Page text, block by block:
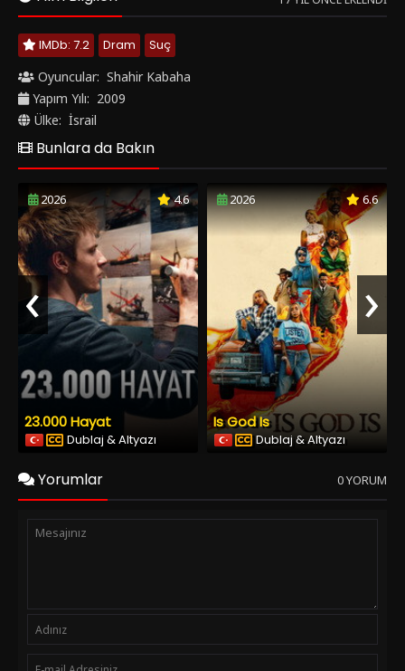
IMDb: 7.2 Dram
Suç
Oyuncular: Shahir Kabaha
Yapım Yılı: 2009
Ülke: İsrail
Bunlara da Bakın
2026 4.6
23.000 Hayat
Dublaj & Altyazı
2026 6.6
Is God Is
Dublaj & Altyazı
‹ ›
Yorumlar 0 YORUM